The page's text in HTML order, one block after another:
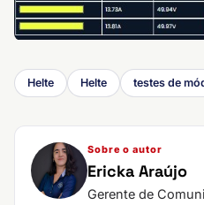
Helte Helte testes de
Sobre o autor
Ericka Araújo
Gerente de